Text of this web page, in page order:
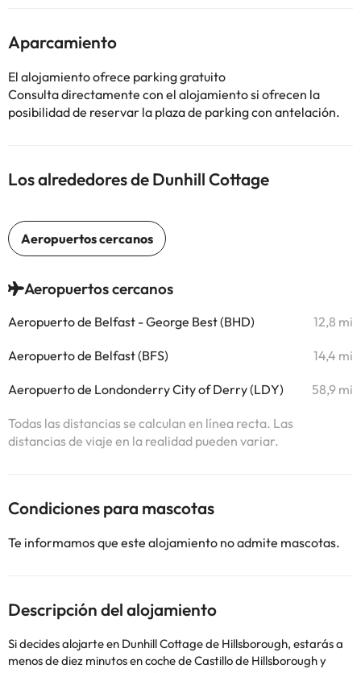
Aparcamiento
El alojamiento ofrece parking gratuito
Consulta directamente con el alojamiento si ofrecen la
posibilidad de reservar la plaza de parking con antelación.
Los alrededores de Dunhill Cottage
Aeropuertos cercanos
Aeropuerto de Belfast - George Best (BHD) 12,8 mi
Aeropuerto de Belfast (BFS) 14,4 mi
Aeropuerto de Londonderry City of Derry (LDY) 58,9 mi
Todas las distancias se calculan en línea recta. Las
distancias de viaje en la realidad pueden variar.
Condiciones para mascotas
Te informamos que este alojamiento no admite mascotas.
Descripción del alojamiento
Si decides alojarte en Dunhill Cottage de Hillsborough, estarás a
menos de diez minutos en coche de Castillo de Hillsborough y